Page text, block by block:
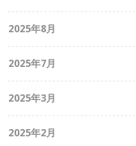
2025年8月
2025年7月
2025年3月
2025年2月